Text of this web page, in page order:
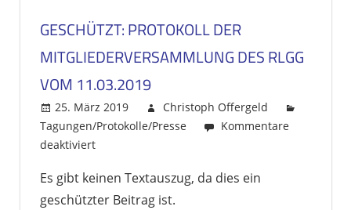
GESCHÜTZT: PROTOKOLL DER
MITGLIEDERVERSAMMLUNG DES RLGG
VOM 11.03.2019
25. März 2019
Christoph Offergeld
Tagungen/Protokolle/Presse
Kommentare
deaktiviert
Protokoll
der
Es gibt keinen Textauszug, da dies ein
geschützter Beitrag ist.